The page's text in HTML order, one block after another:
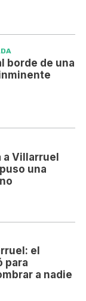
borde de una
a Villarruel
una
el
para
a nadie